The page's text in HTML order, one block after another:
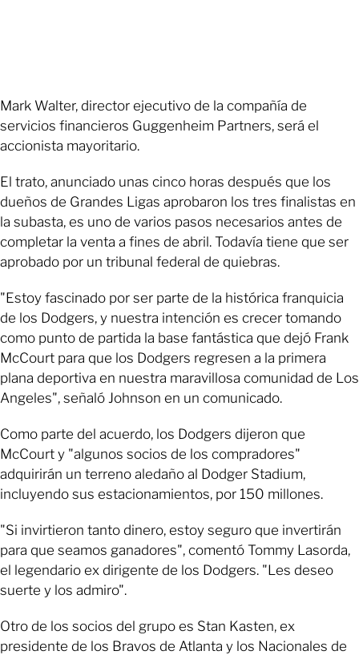
Mark Walter, director ejecutivo de la compañía de
servicios financieros Guggenheim Partners, será el
accionista mayoritario.
El trato, anunciado unas cinco horas después que los
dueños de Grandes Ligas aprobaron los tres finalistas en
la subasta, es uno de varios pasos necesarios antes de
completar la venta a fines de abril. Todavía tiene que ser
aprobado por un tribunal federal de quiebras.
"Estoy fascinado por ser parte de la histórica franquicia
de los Dodgers, y nuestra intención es crecer tomando
como punto de partida la base fantástica que dejó Frank
McCourt para que los Dodgers regresen a la primera
plana deportiva en nuestra maravillosa comunidad de Los
Angeles", señaló Johnson en un comunicado.
Como parte del acuerdo, los Dodgers dijeron que
McCourt y "algunos socios de los compradores"
adquirirán un terreno aledaño al Dodger Stadium,
incluyendo sus estacionamientos, por 150 millones.
"Si invirtieron tanto dinero, estoy seguro que invertirán
para que seamos ganadores", comentó Tommy Lasorda,
el legendario ex dirigente de los Dodgers. "Les deseo
suerte y los admiro".
Otro de los socios del grupo es Stan Kasten, ex
presidente de los Bravos de Atlanta y los Nacionales de